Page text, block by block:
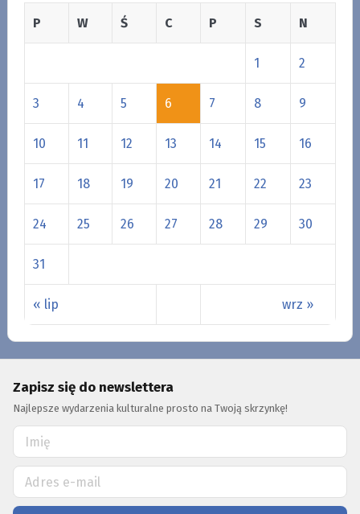
P W Ś C P S N
« lip wrz »
1 2
3 4 5 6 7 8 9
10 11 12 13 14 15 16
17 18 19 20 21 22 23
24 25 26 27 28 29 30
31
Zapisz się do newslettera
Najlepsze wydarzenia kulturalne prosto na Twoją skrzynkę!